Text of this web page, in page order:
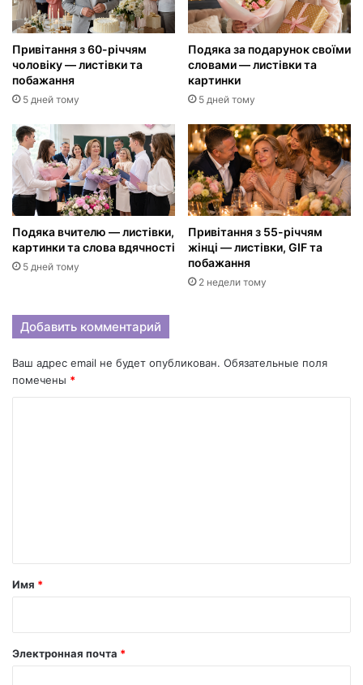
Привітання з 60-річчям
чоловіку — листівки та
побажання
5 дней тому
Подяка за подарунок своїми
словами — листівки та
картинки
5 дней тому
Подяка вчителю — листівки,
картинки та слова вдячності
5 дней тому
Привітання з 55-річчям
жінці — листівки, GIF та
побажання
2 недели тому
Добавить комментарий
Ваш адрес email не будет опубликован. Обязательные поля
помечены *
а
й
Имя *
Электронная почта *